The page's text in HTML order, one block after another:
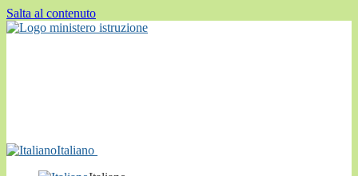
Salta al contenuto
Italiano